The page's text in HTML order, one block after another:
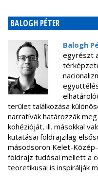
BALOGH PÉTER
Balogh
egyrészt
terület találkozása
narratívák határozzák
kohézióját, ill. másokkal
kutatásai földrajzilag
másodsoron Kelet-
földrajz tudósai mellett a
teoretikusai is inspirálják